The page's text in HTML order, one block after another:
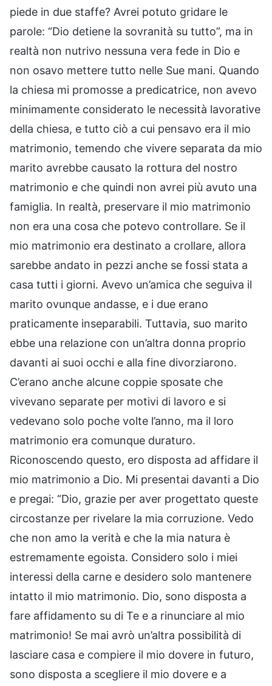
piede in due staffe? Avrei potuto gridare le
parole: “Dio detiene la sovranità su tutto”, ma in
realtà non nutrivo nessuna vera fede in Dio e
non osavo mettere tutto nelle Sue mani. Quando
la chiesa mi promosse a predicatrice, non avevo
minimamente considerato le necessità lavorative
della chiesa, e tutto ciò a cui pensavo era il mio
matrimonio, temendo che vivere separata da mio
marito avrebbe causato la rottura del nostro
matrimonio e che quindi non avrei più avuto una
famiglia. In realtà, preservare il mio matrimonio
non era una cosa che potevo controllare. Se il
mio matrimonio era destinato a crollare, allora
sarebbe andato in pezzi anche se fossi stata a
casa tutti i giorni. Avevo un’amica che seguiva il
marito ovunque andasse, e i due erano
praticamente inseparabili. Tuttavia, suo marito
ebbe una relazione con un’altra donna proprio
davanti ai suoi occhi e alla fine divorziarono.
C’erano anche alcune coppie sposate che
vivevano separate per motivi di lavoro e si
vedevano solo poche volte l’anno, ma il loro
matrimonio era comunque duraturo.
Riconoscendo questo, ero disposta ad affidare il
mio matrimonio a Dio. Mi presentai davanti a Dio
e pregai: “Dio, grazie per aver progettato queste
circostanze per rivelare la mia corruzione. Vedo
che non amo la verità e che la mia natura è
estremamente egoista. Considero solo i miei
interessi della carne e desidero solo mantenere
intatto il mio matrimonio. Dio, sono disposta a
fare affidamento su di Te e a rinunciare al mio
matrimonio! Se mai avrò un’altra possibilità di
lasciare casa e compiere il mio dovere in futuro,
sono disposta a scegliere il mio dovere e a